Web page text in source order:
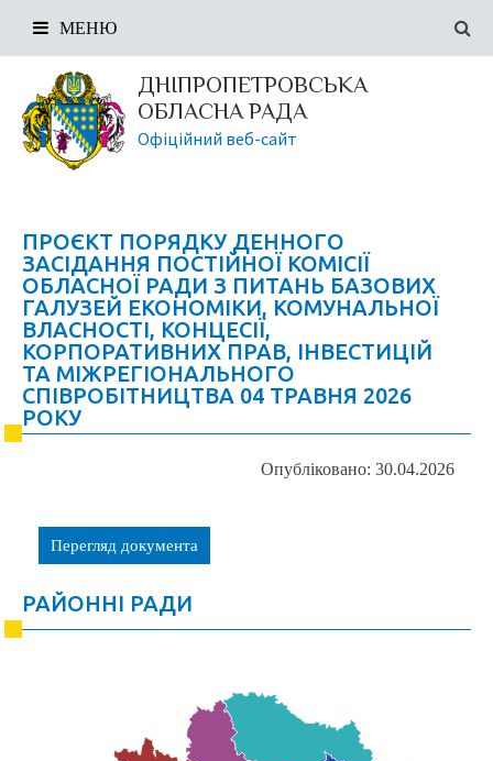
ДНІПРОПЕТРОВСЬКА
ОБЛАСНА РАДА
Офіційний веб-сайт
МЕНЮ
ПРОЄКТ ПОРЯДКУ ДЕННОГО
ЗАСІДАННЯ ПОСТІЙНОЇ КОМІСІЇ
ОБЛАСНОЇ РАДИ З ПИТАНЬ БАЗОВИХ
ГАЛУЗЕЙ ЕКОНОМІКИ, КОМУНАЛЬНОЇ
ВЛАСНОСТІ, КОНЦЕСІЇ,
КОРПОРАТИВНИХ ПРАВ, ІНВЕСТИЦІЙ
ТА МІЖРЕГІОНАЛЬНОГО
СПІВРОБІТНИЦТВА 04 ТРАВНЯ 2026
РОКУ
Опубліковано: 30.04.2026
Перегляд документа
РАЙОННІ РАДИ